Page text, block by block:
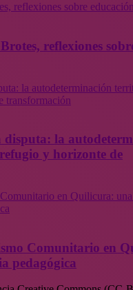
reflexiones sobre
reflexiones
la autodeterminación
transformación
disputa: la
y horizonte de
en Quilicura:
Comunitario en
pedagógica